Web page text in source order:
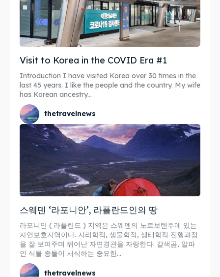
Visit to Korea in the COVID Era #1
Introduction I have visited Korea over 30 times in the
last 45 years. I like the people and the country. My wife
has Korean ancestry...
thetravelnews
스웨덴 ‘라포니안’, 라플란드인의 땅
라포니안 ( 라플란드 ) 지역은 스웨덴의 노르보텐주에 있는
자연보호지역이다. 지리학적, 생물학적, 생태학적 진행과정
을 잘 보여주며 뛰어난 자연경관을 자랑한다. 갈색곰, 알파
인 식물 종들이 서식하는 중요한...
thetravelnews